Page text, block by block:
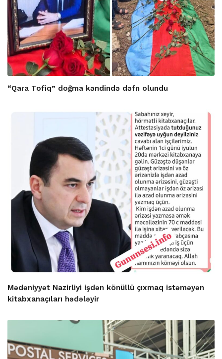
“Qara Tofiq” doğma kəndində dəfn olundu
Mədəniyyət Nazirliyi işdən könüllü çıxmaq istəməyən
kitabxanaçıları hədələyir